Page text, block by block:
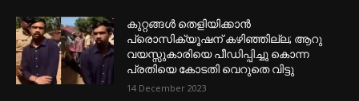
കുറ്റങ്ങൾ തെളിയിക്കാൻ
പ്രൊസിക്യൂഷന് കഴിഞ്ഞില്ല; ആറു
വയസ്സുകാരിയെ പീഡിപ്പിച്ചു കൊന്ന
പ്രതിയെ കോടതി വെറുതെ വിട്ടു
14 December 2023